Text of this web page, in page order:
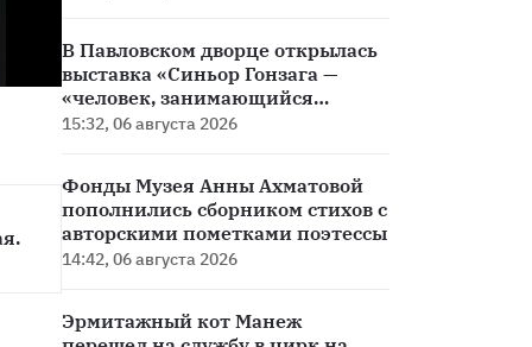
В Павловском дворце открылась
выставка «Синьор Гонзага —
«человек, занимающийся
пустяками»
15:32, 06 августа 2026
Фонды Музея Анны Ахматовой
пополнились сборником стихов с
авторскими пометками поэтессы
14:42, 06 августа 2026
Эрмитажный кот Манеж